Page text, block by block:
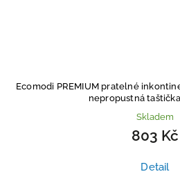
Ecomodi PREMIUM pratelné
nepropustná
Skladem
803 Kč
Detail